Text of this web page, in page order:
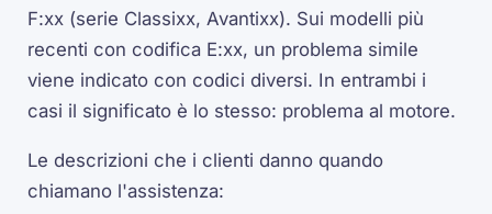
F:xx (serie Classixx, Avantixx). Sui modelli più
recenti con codifica E:xx, un problema simile
viene indicato con codici diversi. In entrambi i
casi il significato è lo stesso: problema al motore.
Le descrizioni che i clienti danno quando
chiamano l'assistenza: